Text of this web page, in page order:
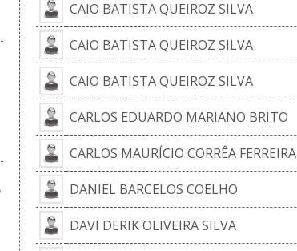
CAIO BATISTA QUEIROZ SILVA
CAIO BATISTA QUEIROZ SILVA
CAIO BATISTA QUEIROZ SILVA
CARLOS EDUARDO MARIANO BRITO
CARLOS MAURÍCIO CORRÊA FERREIRA
DANIEL BARCELOS COELHO
DAVI DERIK OLIVEIRA SILVA